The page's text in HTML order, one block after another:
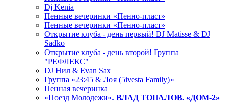
Dj Kenia
Пенные вечеринки «Пенно-пласт»
Пенные вечеринки «Пенно-пласт»
Открытие клуба - день первый! DJ Matisse & DJ
Sadko
Открытие клуба - день второй! Группа
"РЕФЛЕКС"
DJ Нил & Evan Sax
Группа «23:45 & Лоя (5ivesta Family)»
Пенная вечеринка
«Поезд Молодежи». ВЛАД ТОПАЛОВ. «ДОМ-2»